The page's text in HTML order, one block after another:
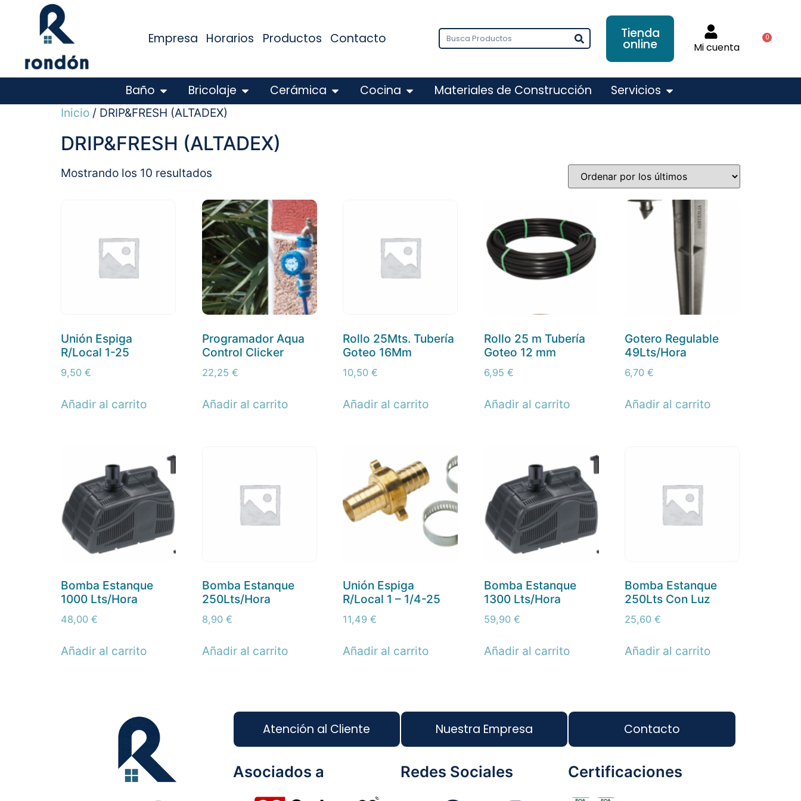
Empresa Horarios Productos Contacto Tienda
online Mi cuenta
0
Baño Bricolaje Cerámica Cocina Materiales de Construcción Servicios
Inicio / DRIP&FRESH (ALTADEX)
DRIP&FRESH (ALTADEX)
Mostrando los 10 resultados
Unión Espiga
R/Local 1-25
9,50 €
Añadir al carrito
Programador Aqua
Control Clicker
22,25 €
Añadir al carrito
Rollo 25Mts. Tubería
Goteo 16Mm
10,50€
Añadir al carrito
Rollo 25 m Tubería
Goteo 12 mm
6,95 €
Añadir al carrito
Gotero Regulable
49Lts/Hora
6,70€
Añadir al carrito
Bomba Estanque
1000 Lts/Hora
48,00 €
Añadir al carrito
Bomba Estanque
250Lts/Hora
8,90 €
Añadir al carrito
Unión Espiga
R/Local 1 – 1/4-25
11,49€
Añadir al carrito
Bomba Estanque
1300 Lts/Hora
59,90 €
Añadir al carrito
Bomba Estanque
250Lts Con Luz
25,60€
Añadir al carrito
Atención al Cliente
Asociados a
Nuestra Empresa
Redes Sociales
Contacto
Certificaciones